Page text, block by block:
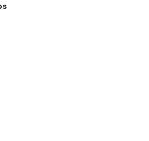
gramas em 65%poliester 35%